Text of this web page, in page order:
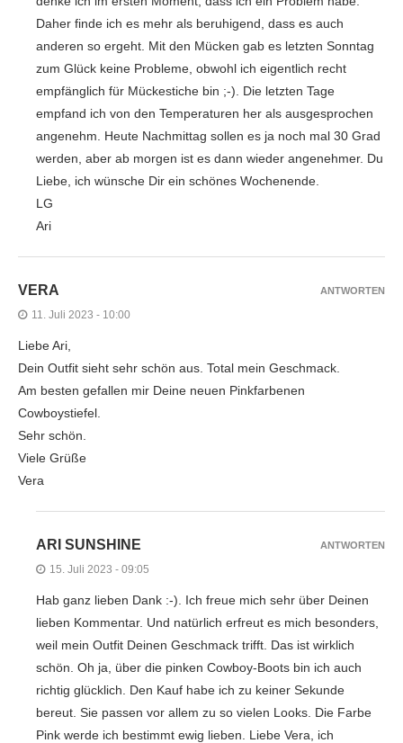
Daher finde ich es mehr als beruhigend, dass es auch
anderen so ergeht. Mit den Mücken gab es letzten Sonntag
zum Glück keine Probleme, obwohl ich eigentlich recht
empfänglich für Mückestiche bin ;-). Die letzten Tage
empfand ich von den Temperaturen her als ausgesprochen
angenehm. Heute Nachmittag sollen es ja noch mal 30 Grad
werden, aber ab morgen ist es dann wieder angenehmer. Du
Liebe, ich wünsche Dir ein schönes Wochenende.
LG
Ari
VERA
11. Juli 2023 - 10:00
Liebe Ari,
Dein Outfit sieht sehr schön aus. Total mein Geschmack.
Am besten gefallen mir Deine neuen Pinkfarbenen
Cowboystiefel.
Sehr schön.
Viele Grüße
Vera
ANTWORTEN
ARI SUNSHINE
15. Juli 2023 - 09:05
Hab ganz lieben Dank :-). Ich freue mich sehr über Deinen
lieben Kommentar. Und natürlich erfreut es mich besonders,
weil mein Outfit Deinen Geschmack trifft. Das ist wirklich
schön. Oh ja, über die pinken Cowboy-Boots bin ich auch
richtig glücklich. Den Kauf habe ich zu keiner Sekunde
bereut. Sie passen vor allem zu so vielen Looks. Die Farbe
Pink werde ich bestimmt ewig lieben. Liebe Vera, ich
ANTWORTEN